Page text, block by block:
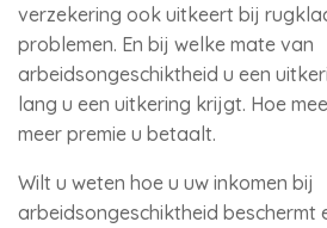
verzekering ook uitkeert bij
problemen. En bij welke mate van
arbeidsongeschiktheid u een
lang u een uitkering krijgt. Hoe
meer premie u betaalt.
Wilt u weten hoe u uw inkomen bij
arbeidsongeschiktheid beschermt